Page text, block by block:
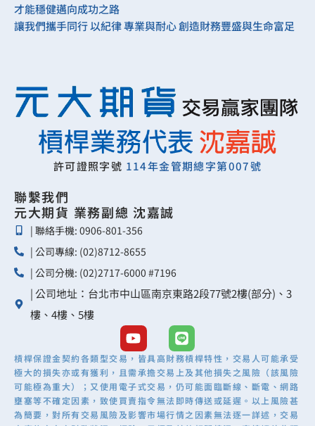
才能穩健邁向成功之路
讓我們攜手同行 以紀律 專業與耐心 創造財務豐盛與生命富足
許可證照字號 114年金管期總字第007號
聯繫我們
元大期貨 業務副總 沈嘉誠
| 聯絡手機: 0906-801-356
| 公司專線: (02)8712-8655
| 公司分機: (02)2717-6000 #7196
| 公司地址：台北市中山區南京東路2段77號2樓(部分)、3
樓、4樓、5樓
Y
o
u
t
u
b
e
L
i
n
e
槓桿保證金契約各類型交易，皆具高財務槓桿特性，交易人可能承受
極大的損失亦或有獲利，且需承擔交易上及其他損失之風險（該風險
可能極為重大）；又使用電子式交易，仍可能面臨斷線、斷電、網路
壅塞等不確定因素，致使買賣指令無法即時傳送或延遲。以上風險甚
為簡要，對所有交易風險及影響市場行情之因素無法逐一詳述，交易